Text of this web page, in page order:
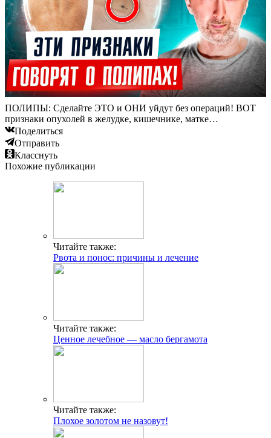
ПОЛИПЫ: Сделайте ЭТО и ОНИ уйдут без операций! ВОТ
признаки опухолей в желудке, кишечнике, матке…
Поделиться
Отправить
Класснуть
Похожие публикации
Читайте также:
Рвота и понос: причины и лечение
Читайте также:
Ценное лечебное — масло бергамота
Читайте также:
Плохое золотом не назовут!